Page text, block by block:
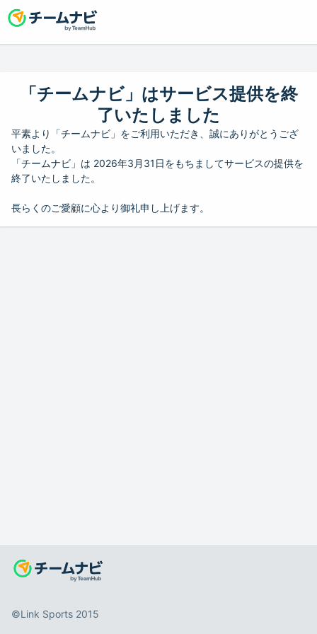
「チームナビ」はサービス提供を終
了いたしました
平素より「チームナビ」をご利用いただき、誠にありがとうござ
いました。
「チームナビ」は 2026年3月31日をもちましてサービスの提供を
終了いたしました。
長らくのご愛顧に心より御礼申し上げます。
©️Link Sports 2015